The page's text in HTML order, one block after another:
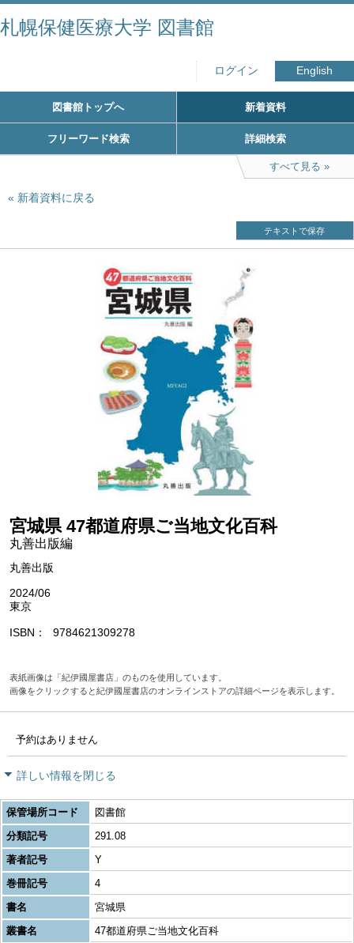
札幌保健医療大学 図書館
ログイン English
図書館トップへ 新着資料
フリーワード検索 詳細検索
すべて見る
新着資料に戻る
テキストで保存
宮城県 47都道府県ご当地文化百科
丸善出版編
丸善出版
2024/06
東京
ISBN 9784621309278
表紙画像は「紀伊國屋書店」のものを使用しています。
画像をクリックすると紀伊國屋書店のオンラインストアの詳細ページを表示します。
予約はありません
詳しい情報を閉じる
保管場所コード
図書館
分類記号
291.08
著者記号
Y
巻冊記号
4
書名
宮城県
叢書名
47都道府県ご当地文化百科